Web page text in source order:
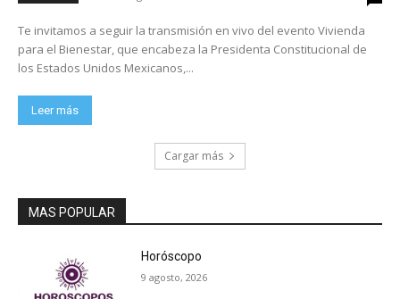
Te invitamos a seguir la transmisión en vivo del evento Vivienda
para el Bienestar, que encabeza la Presidenta Constitucional de
los Estados Unidos Mexicanos,...
Leer más
Cargar más
MAS POPULAR
Horóscopo
9 agosto, 2026